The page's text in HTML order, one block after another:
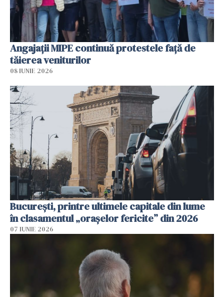
Angajaţii MIPE continuă protestele faţă de
tăierea veniturilor
08 IUNIE 2026
București, printre ultimele capitale din lume
în clasamentul „orașelor fericite” din 2026
07 IUNIE 2026